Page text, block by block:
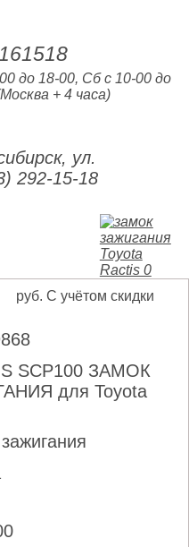
до 18-00, Сб с 10-00 до
+ 4 часа)
ул.
292-15-18
руб. С учётом скидки
SCP100 ЗАМОК
для Toyota